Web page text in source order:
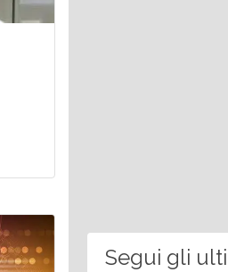
Segui gli